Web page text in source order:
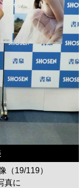
（19/119）
真に